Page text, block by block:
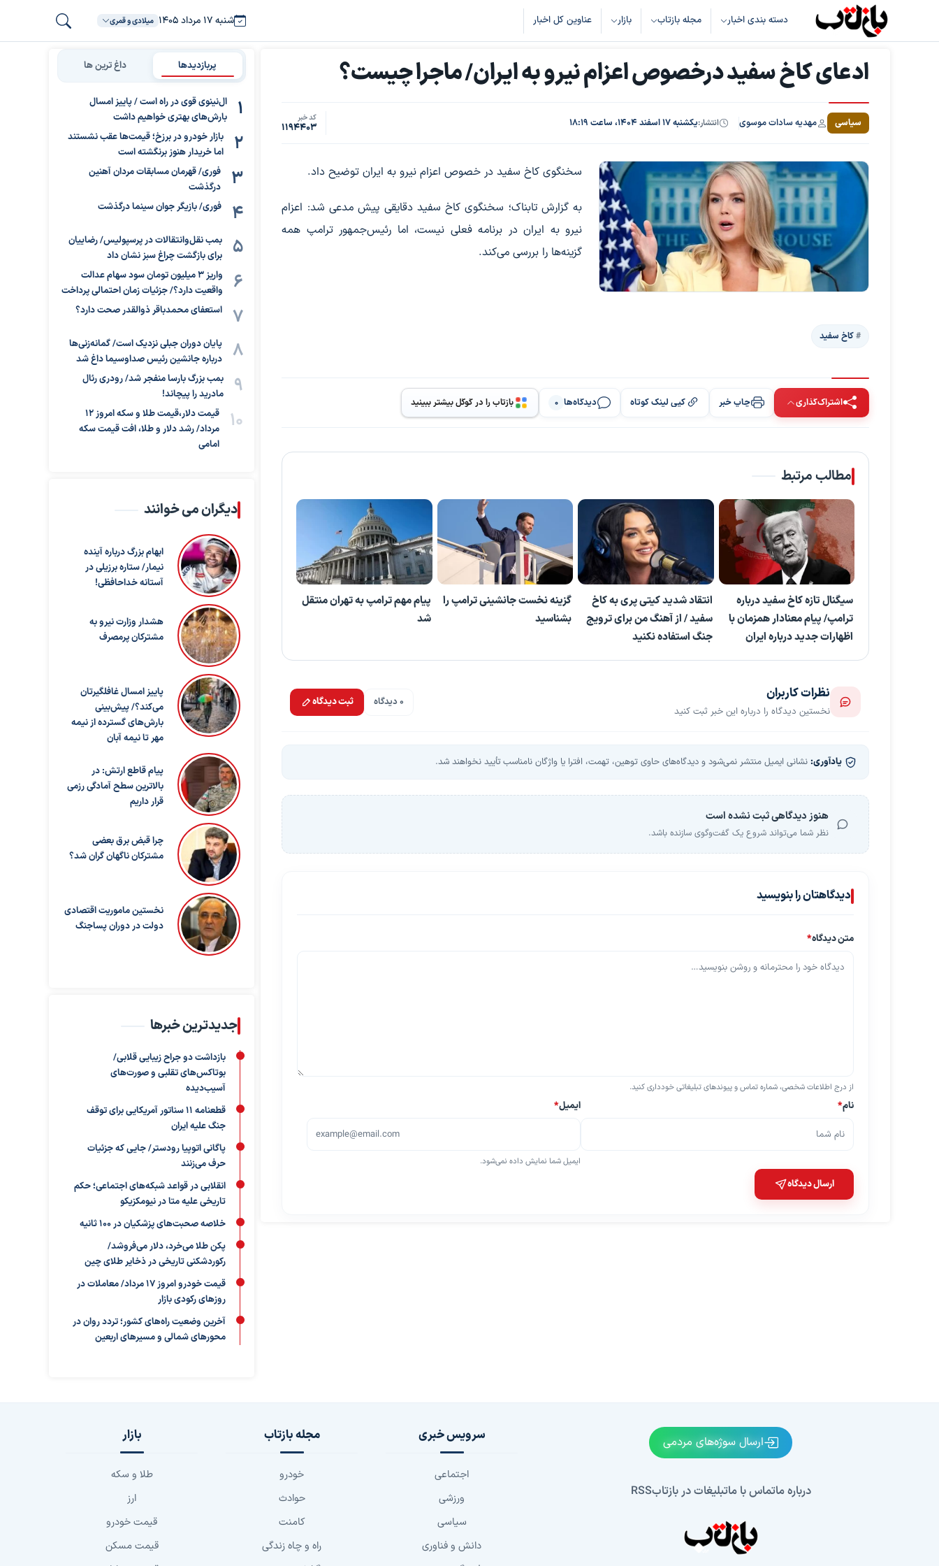
دسته بندی اخبار مجله بازتاب بازار عناوین کل اخبار شنبه ۱۷ مرداد ۱۴۰۵ میلادی و قمری
ادعای کاخ سفید درخصوص اعزام نیرو به ایران/ ماجرا چیست؟
سیاسی مهدیه سادات موسوی انتشار:یکشنبه ۱۷ اسفند ۱۴۰۴، ساعت ۱۸:۱۹ کد خبر
1194403
سخنگوی کاخ سفید در خصوص اعزام نیرو به ایران توضیح داد.
به گزارش تابناک؛ سخنگوی کاخ سفید دقایقی پیش مدعی شد: اعزام
نیرو به ایران در برنامه فعلی نیست، اما رئیس‌جمهور ترامپ همه
گزینه‌ها را بررسی می‌کند.
کاخ سفید
اشتراک‌گذاری چاپ خبر کپی لینک کوتاه دیدگاه‌ها 0 بازتاب را در گوگل بیشتر ببینید
مطالب مرتبط
سیگنال تازه کاخ سفید درباره
ترامپ/ پیام معنادار همزمان با
اظهارات جدید درباره ایران
انتقاد شدید کیتی پری به کاخ
سفید / از آهنگ من برای ترویج
جنگ استفاده نکنید
گزینه نخست جانشینی ترامپ را
بشناسید
پیام مهم ترامپ به تهران منتقل
شد
نظرات کاربران
نخستین دیدگاه را درباره این خبر ثبت کنید
0 دیدگاه ثبت دیدگاه
یادآوری: نشانی ایمیل منتشر نمی‌شود و دیدگاه‌های حاوی توهین، تهمت، افترا یا واژگان نامناسب تأیید نخواهند شد.
هنوز دیدگاهی ثبت نشده است
نظر شما می‌تواند شروع یک گفت‌وگوی سازنده باشد.
دیدگاهتان را بنویسید
متن دیدگاه*
از درج اطلاعات شخصی، شماره تماس و پیوندهای تبلیغاتی خودداری کنید.
نام* ایمیل*
ایمیل شما نمایش داده نمی‌شود.
ارسال دیدگاه
پربازدیدها داغ ترین ها
ال‌نینوی قوی در راه است / پاییز امسال
بارش‌های بهتری خواهیم داشت
بازار خودرو در برزخ؛ قیمت‌ها عقب نشستند
اما خریدار هنوز برنگشته است
فوری/ قهرمان مسابقات مردان آهنین
درگذشت
فوری/ بازیگر جوان سینما درگذشت
بمب نقل‌وانتقالات در پرسپولیس/ رضاییان
برای بازگشت چراغ سبز نشان داد
واریز ۳ میلیون تومان سود سهام عدالت
واقعیت دارد؟/ جزئیات زمان احتمالی پرداخت
استعفای محمدباقر ذوالقدر صحت دارد؟
پایان دوران جبلی نزدیک است/ گمانه‌زنی‌ها
درباره جانشین رئیس صداوسیما داغ شد
بمب بزرگ بارسا منفجر شد/ رودری رئال
مادرید را پیچاند!
قیمت دلار،قیمت طلا و سکه امروز ۱۲
مرداد/ رشد دلار و طلا، افت قیمت سکه
امامی
دیگران می خوانند
ابهام بزرگ درباره آینده
نیمار/ ستاره برزیلی در
آستانه خداحافظی!
هشدار وزارت نیرو به
مشترکان پرمصرف
پاییز امسال غافلگیرتان
می‌کند؟/ پیش‌بینی
بارش‌های گسترده از نیمه
مهر تا نیمه آبان
پیام قاطع ارتش: در
بالاترین سطح آمادگی رزمی
قرار داریم
چرا قبض برق بعضی
مشترکان ناگهان گران شد؟
نخستین ماموریت اقتصادی
دولت در دوران پساجنگ
جدیدترین خبرها
بازداشت دو جراح زیبایی قلابی/
بوتاکس‌های تقلبی و صورت‌های
آسیب‌دیده
قطعنامه ۱۱ سناتور آمریکایی برای توقف
جنگ علیه ایران
پاگانی اتوپیا رودستر/ جایی که جزئیات
حرف می‌زنند
انقلابی در قواعد شبکه‌های اجتماعی؛ حکم
تاریخی علیه متا در نیومکزیکو
خلاصه صحبت‌های پزشکیان در ۱۰۰ ثانیه
پکن طلا می‌خرد، دلار می‌فروشد/
رکوردشکنی تاریخی در ذخایر طلای چین
قیمت خودرو امروز ۱۷ مرداد/ معاملات در
روزهای رکودی بازار
آخرین وضعیت راه‌های کشور؛ تردد روان در
محورهای شمالی و مسیرهای اربعین
ارسال سوژه‌های مردمی
درباره ماتماس با ماتبلیغات در بازتابRSS
سرویس خبری
اجتماعی
ورزشی
سیاسی
دانش و فناوری
مجله بازتاب
خودرو
حوادث
کامنت
راه و چاه زندگی
بازار
طلا و سکه
ارز
قیمت خودرو
قیمت مسکن